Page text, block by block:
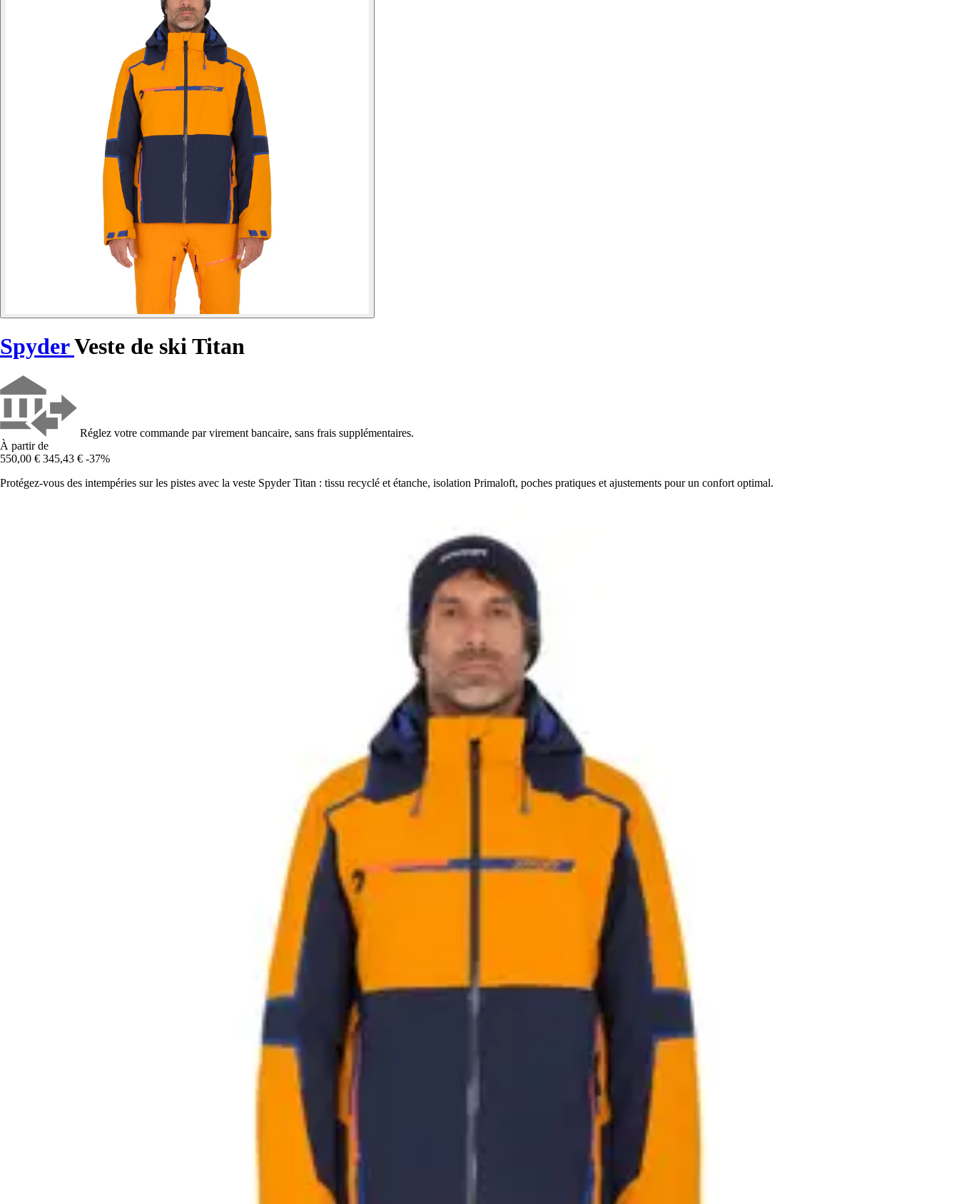
SpyderVeste de ski Titan
Réglez votre commande par virement bancaire, sans frais supplémentaires.
À partir de
550,00 € 345,43 € -37%
Protégez-vous des intempéries sur les pistes avec la veste Spyder Titan : tissu recyclé et étanche, isolation Primaloft, poches pratiques et ajustements pour un confort optimal.